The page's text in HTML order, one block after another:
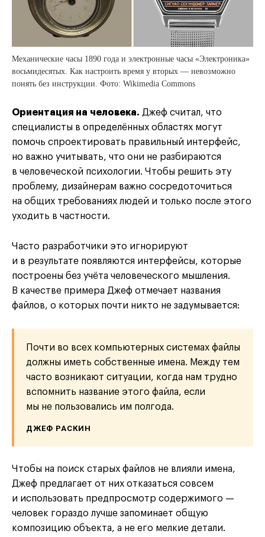
Механические часы 1890 года и электронные часы «Электроника»
восьмидесятых. Как настроить время у вторых — невозможно
понять без инструкции. Фото: Wikimedia Commons
Ориентация на человека. Джеф считал, что
специалисты в определённых областях могут
помочь спроектировать правильный интерфейс,
но важно учитывать, что они не разбираются
в человеческой психологии. Чтобы решить эту
проблему, дизайнерам важно сосредоточиться
на общих требованиях людей и только после этого
уходить в частности.
Часто разработчики это игнорируют
и в результате появляются интерфейсы, которые
построены без учёта человеческого мышления.
В качестве примера Джеф отмечает названия
файлов, о которых почти никто не задумывается:
Почти во всех компьютерных системах файлы
должны иметь собственные имена. Между тем
часто возникают ситуации, когда нам трудно
вспомнить название этого файла, если
мы не пользовались им полгода.
ДЖЕФ РАСКИН
Чтобы на поиск старых файлов не влияли имена,
Джеф предлагает от них отказаться совсем
и использовать предпросмотр содержимого —
человек гораздо лучше запоминает общую
композицию объекта, а не его мелкие детали.